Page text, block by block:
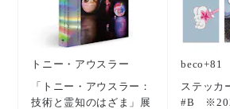
トニー・アウスラー
「トニー・アウスラー：
技術と霊知のはざま」展
beco+81
ステッカ
#B